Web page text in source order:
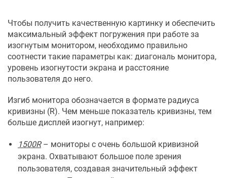
Чтобы получить качественную картинку и обеспечить
максимальный эффект погружения при работе за
изогнутым монитором, необходимо правильно
соотнести такие параметры как: диагональ монитора,
уровень изогнутости экрана и расстояние
пользователя до него.
Изгиб монитора обозначается в формате радиуса
кривизны (R). Чем меньше показатель кривизны, тем
больше дисплей изогнут, например:
1500R– мониторы с очень большой кривизной
экрана. Охватывают большое поле зрения
пользователя, создавая значительный эффект